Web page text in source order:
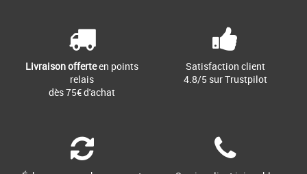
Livraison offerteen points
relais
dès 75€ d'achat
Satisfaction client
4.8/5 sur Trustpilot